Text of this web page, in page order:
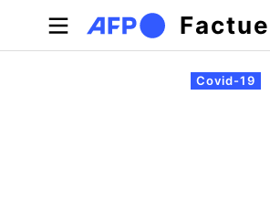
Aller au contenu principal
Onglets
Covid-19